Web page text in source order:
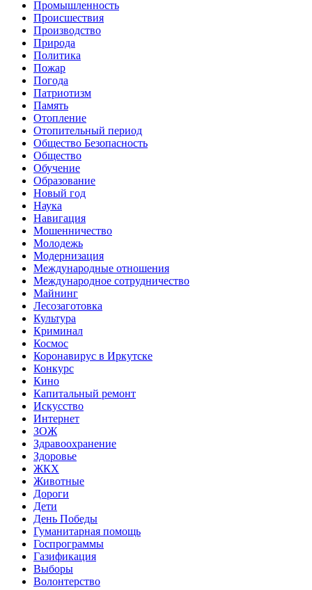
Промышленность
Происшествия
Производство
Природа
Политика
Пожар
Погода
Патриотизм
Память
Отопление
Отопительный период
Общество Безопасность
Общество
Обучение
Образование
Новый год
Наука
Навигация
Мошенничество
Молодежь
Модернизация
Международные отношения
Международное сотрудничество
Майнинг
Лесозаготовка
Культура
Криминал
Космос
Коронавирус в Иркутске
Конкурс
Кино
Капитальный ремонт
Искусство
Интернет
ЗОЖ
Здравоохранение
Здоровье
ЖКХ
Животные
Дороги
Дети
День Победы
Гуманитарная помощь
Госпрограммы
Газификация
Выборы
Волонтерство